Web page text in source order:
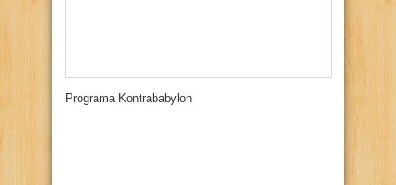
Programa Kontrababylon